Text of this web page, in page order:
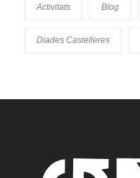
Activitats Blog
Diades Castelleres